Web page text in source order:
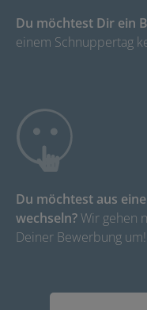
Du möchtest Dir ein
einem Schnupper­tag
Du möchtest aus
wechseln?Wir gehen
Deiner Bewerbung um!